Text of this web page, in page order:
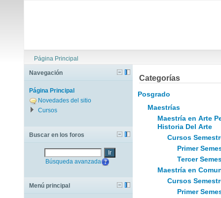
Página Principal
Categorías
Posgrado
Maestrías
Maestría en Arte
Historia Del Arte
Cursos
Primer
Tercer
Maestría en
Cursos
Primer
Navegación
Página Principal
Novedades del sitio
Cursos
Buscar en los foros
Ir
Búsqueda avanzada
Menú principal